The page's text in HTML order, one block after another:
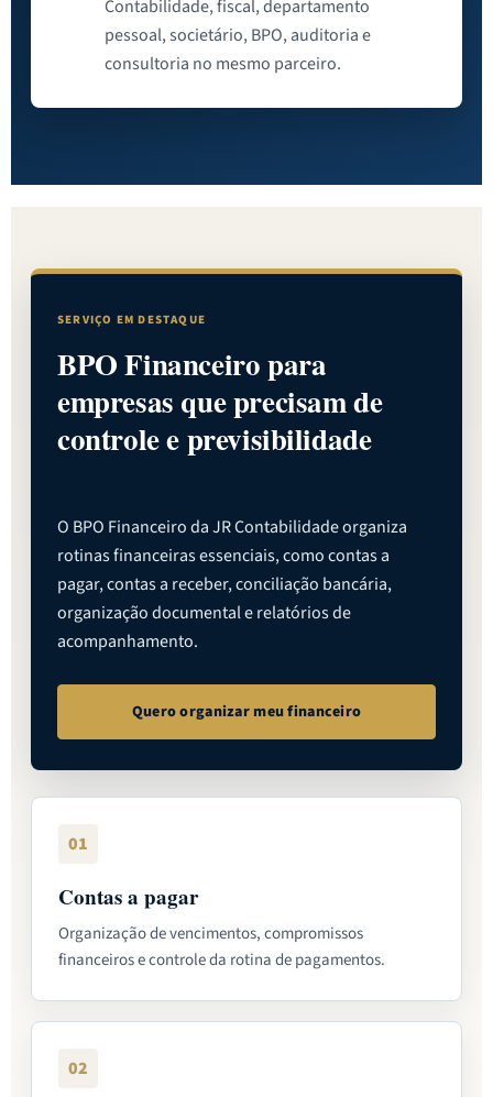
Contabilidade, fiscal, departamento
pessoal, societário, BPO, auditoria e
consultoria no mesmo parceiro.
SERVIÇO EM DESTAQUE
BPO Financeiro para
empresas que precisam de
controle e previsibilidade
O BPO Financeiro da JR Contabilidade organiza
rotinas financeiras essenciais, como contas a
pagar, contas a receber, conciliação bancária,
organização documental e relatórios de
acompanhamento.
Quero organizar meu financeiro
01
Contas a pagar
Organização de vencimentos, compromissos
financeiros e controle da rotina de pagamentos.
02